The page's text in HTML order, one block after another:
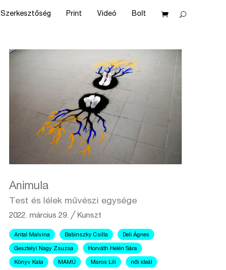
Szerkesztőség Print Videó Bolt
Animula
Test és lélek művészi egysége
2022. március 29. ╱ Kunszt
Antal Malvina Babinszky Csilla Deli Ágnes
Gesztelyi Nagy Zsuzsa Horváth Helén Sára
Könyv Kata MAMÜ Maros Lili női ideál